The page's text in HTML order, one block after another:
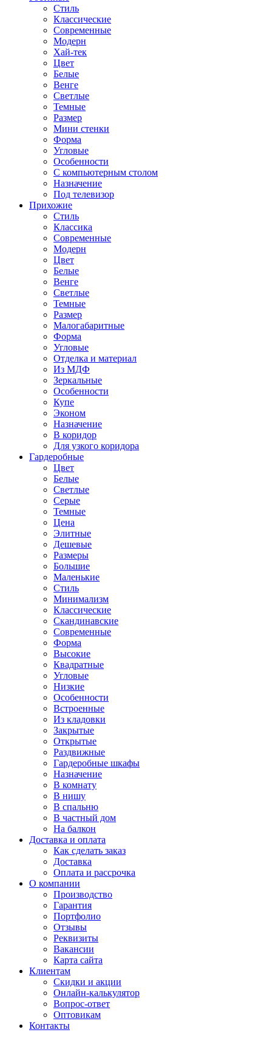
Стиль
Классические
Современные
Модерн
Хай-тек
Цвет
Белые
Венге
Светлые
Темные
Размер
Мини стенки
Форма
Угловые
Особенности
С компьютерным столом
Назначение
Под телевизор
Прихожие
Стиль
Классика
Современные
Модерн
Цвет
Белые
Венге
Светлые
Темные
Размер
Малогабаритные
Форма
Угловые
Отделка и материал
Из МДФ
Зеркальные
Особенности
Купе
Эконом
Назначение
В коридор
Для узкого коридора
Гардеробные
Цвет
Белые
Светлые
Серые
Темные
Цена
Элитные
Дешевые
Размеры
Большие
Маленькие
Стиль
Минимализм
Классические
Скандинавские
Современные
Форма
Высокие
Квадратные
Угловые
Низкие
Особенности
Встроенные
Из кладовки
Закрытые
Открытые
Раздвижные
Гардеробные шкафы
Назначение
В комнату
В нишу
В спальню
В частный дом
На балкон
Доставка и оплата
Как сделать заказ
Доставка
Оплата и рассрочка
О компании
Производство
Гарантия
Портфолио
Отзывы
Реквизиты
Вакансии
Карта сайта
Клиентам
Скидки и акции
Онлайн-калькулятор
Вопрос-ответ
Оптовикам
Контакты